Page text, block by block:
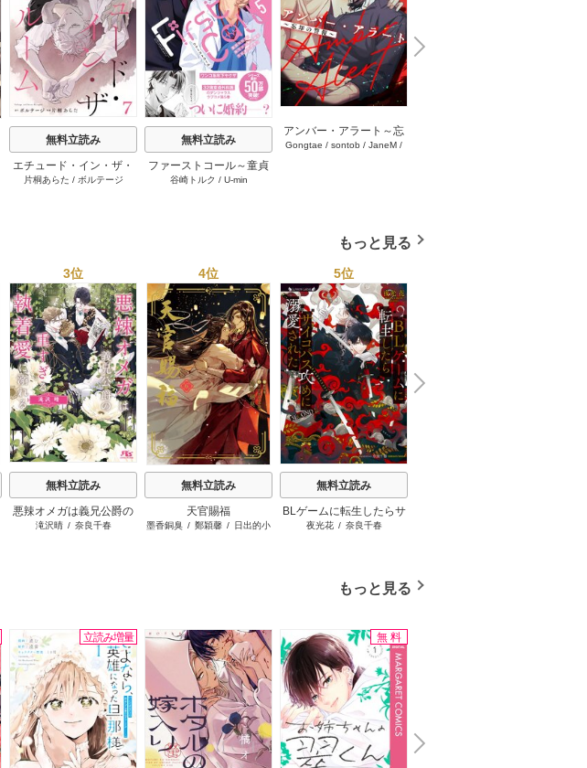
無料立読み
エチュード・イン・ザ・
ルーム[BluMellow] 7巻
片桐あらた / ボルテージ
無料立読み
ファーストコール～童貞
外科医、年下ヤクザの嫁
谷崎トルク / U-min
アンバー・アラート～忘
却の警報～【タテヨミ】
Gongtae / sontob / JaneM /
N
e
x
t
もっと見る
3位
無料立読み
悪辣オメガは義兄公爵の
重すぎる執着愛に溺れる
滝沢晴/ 奈良千春
4位
無料立読み
天官賜福
墨香銅臭 / 鄭穎馨 / 日出的小
5位
無料立読み
BLゲームに転生したらサ
イコパス攻めに溺愛され
夜光花/ 奈良千春
N
e
x
t
もっと見る
立読み増量 無料
N
x